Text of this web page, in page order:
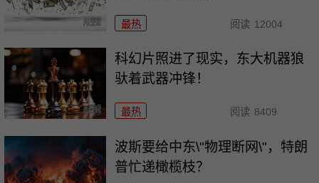
最热 阅读 12004
科幻片照进了现实，东大机器狼
驮着武器冲锋！
最热 阅读 8409
波斯要给中东\"物理断网\"，特朗
普忙递橄榄枝？